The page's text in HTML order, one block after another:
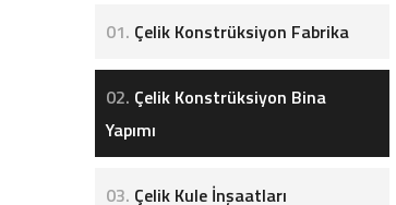
01. Çelik Konstrüksiyon Fabrika
02. Çelik Konstrüksiyon Bina
Yapımı
03. Çelik Kule İnşaatları